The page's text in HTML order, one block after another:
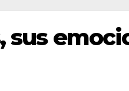
sus